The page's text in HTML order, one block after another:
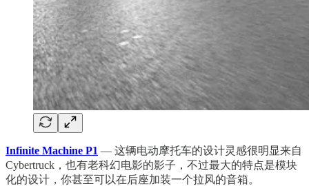
Infinite Machine P1 — 这辆电动摩托车的设计灵感很明显来自
Cybertruck，也有老科幻电影的影子，不过最大的特点是模块
化的设计，你甚至可以在后座加装一个拉风的音箱。